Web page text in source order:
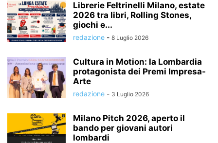
Librerie Feltrinelli Milano, estate
2026 tra libri, Rolling Stones,
giochi e...
redazione - 8 Luglio 2026
Cultura in Motion: la Lombardia
protagonista dei Premi Impresa-
Arte
redazione - 3 Luglio 2026
Milano Pitch 2026, aperto il
bando per giovani autori
lombardi